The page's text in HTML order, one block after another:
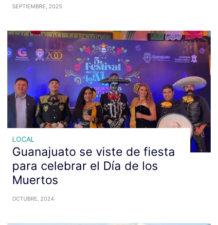
SEPTIEMBRE, 2025
LOCAL
Guanajuato se viste de fiesta
para celebrar el Día de los
Muertos
OCTUBRE, 2024